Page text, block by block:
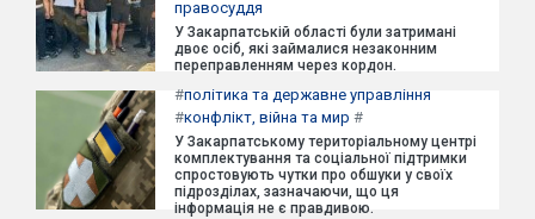
правосуддя
У Закарпатській області були затримані
двоє осіб, які займалися незаконним
переправленням через кордон.
#політика та державне управління
#конфлікт, війна та мир #
У Закарпатському територіальному центрі
комплектування та соціальної підтримки
спростовують чутки про обшуки у своїх
підрозділах, зазначаючи, що ця
інформація не є правдивою.